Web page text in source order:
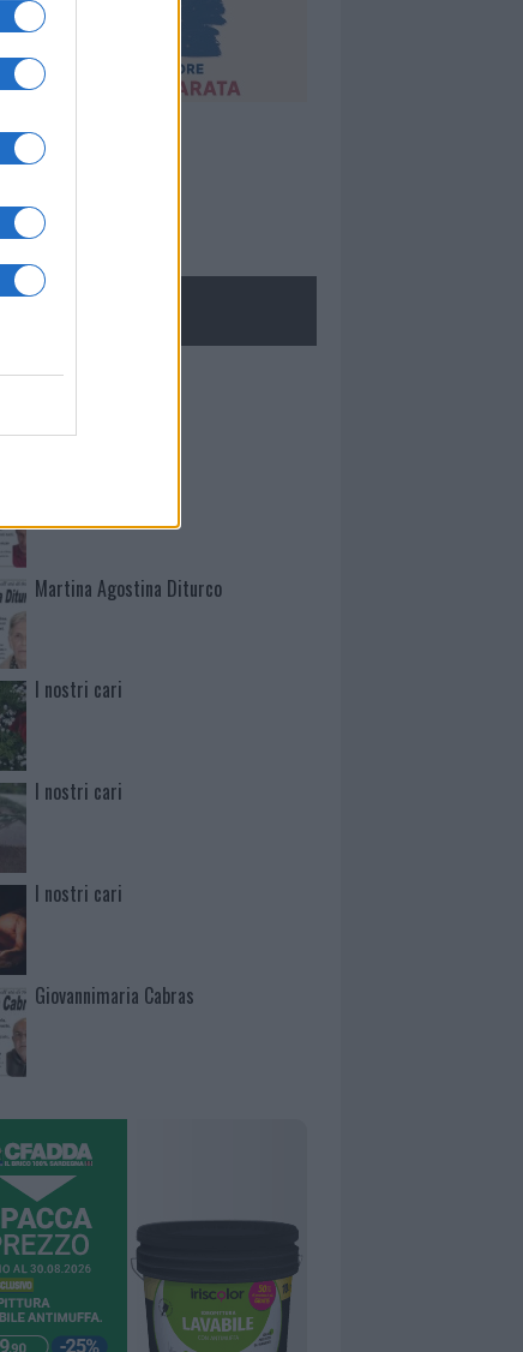
Mario Malu
Martina Agostina Diturco
I nostri cari
I nostri cari
I nostri cari
Giovannimaria Cabras